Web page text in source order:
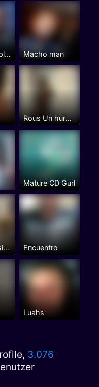
Activo 30 aplico Macho man
Rous Un huracán de pasión 🔝
Mature CD Gurl
Mature CD sissy sub bottom... Encuentro
Luahs
3.076